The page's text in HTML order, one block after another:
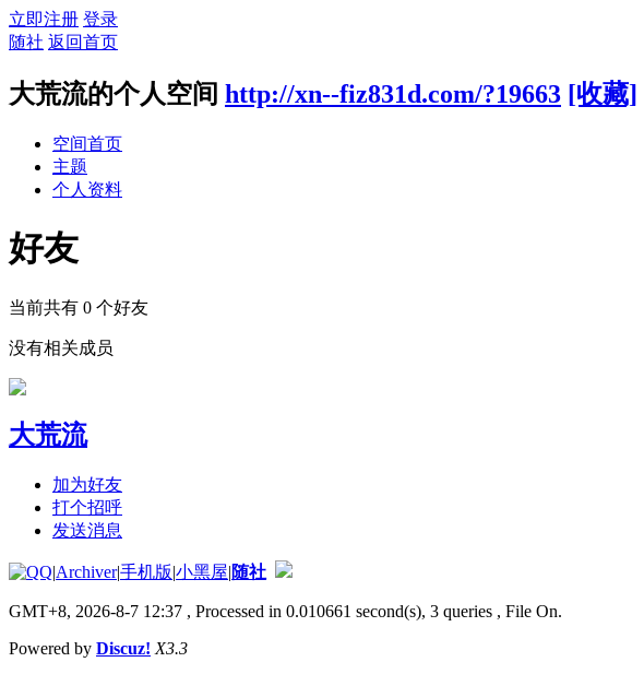
立即注册 登录
随社 返回首页
大荒流的个人空间 http://xn--fiz831d.com/?19663 [收藏]
空间首页
主题
个人资料
好友
当前共有 0 个好友
没有相关成员
大荒流
加为好友
打个招呼
发送消息
|Archiver|手机版|小黑屋|随社
GMT+8, 2026-8-7 12:37 , Processed in 0.010661 second(s), 3 queries , File On.
Powered by Discuz! X3.3